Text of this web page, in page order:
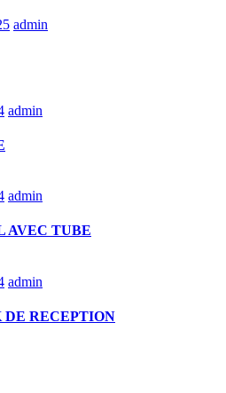
admin
admin
admin
AVEC TUBE
admin
DE RECEPTION